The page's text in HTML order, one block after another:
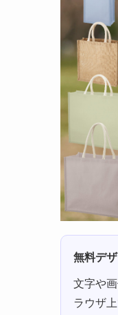
無料デ
文字や
ラウザ